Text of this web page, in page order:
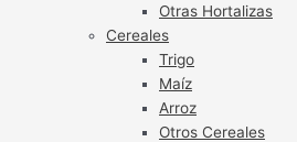
Otras Hortalizas
Cereales
Trigo
Maíz
Arroz
Otros Cereales